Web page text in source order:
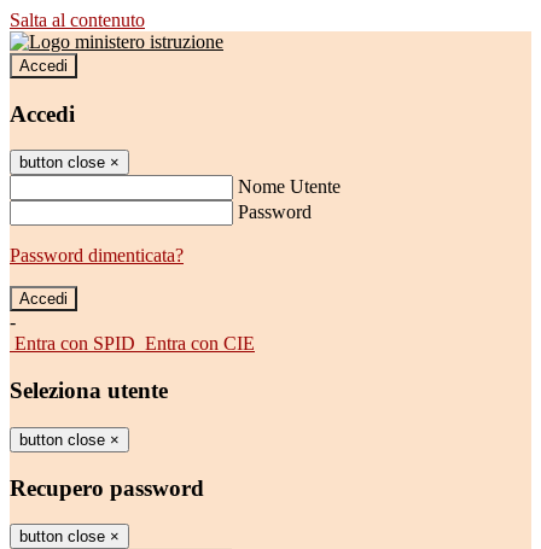
Salta al contenuto
Accedi
Accedi
button close ×
Nome Utente
Password
Password dimenticata?
-
Entra con SPID Entra con CIE
Seleziona utente
button close ×
Recupero password
button close ×